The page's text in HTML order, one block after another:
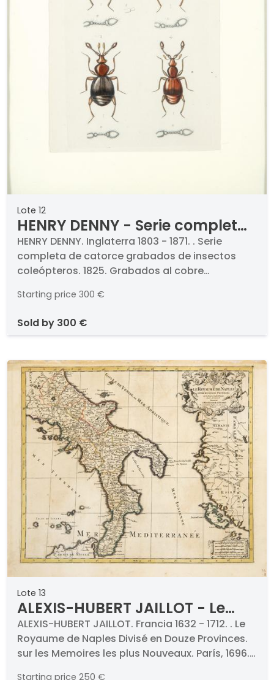
Lote 12
HENRY DENNY - Serie completa
de catorce grabados de
insectos coleópteros
HENRY DENNY. Inglaterra 1803 - 1871. . Serie
completa de catorce grabados de insectos
coleópteros. 1825. Grabados al cobre
cuales siete firmados. Medidas 170 x 110 mm
titulada "Monographia Pselaphidarum et
Starting price 300 €
sold by 300 €
Lote 13
ALEXIS-HUBERT JAILLOT - Le
Royaume de Naples Divisé en
Douze Provinces. sur les
Memoires les plus Nouveaux
ALEXIS-HUBERT JAILLOT. Francia 1632 - 1712. . Le
Royaume de Naples Divisé en Douze Provinces.
sur les Memoires les plus Nouveaux. París, 1696.
Starting price 250 €